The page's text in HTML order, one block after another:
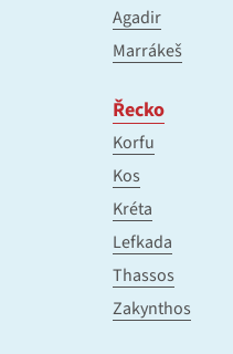
Agadir
Marrákeš
Řecko
Korfu
Kos
Kréta
Lefkada
Thassos
Zakynthos